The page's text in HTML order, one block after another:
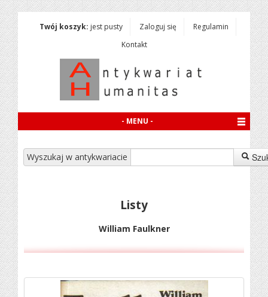
Twój koszyk: jest pusty Zaloguj się
Regulamin
Kontakt
- MENU -
Wyszukaj w antykwariacie
Listy
William Faulkner